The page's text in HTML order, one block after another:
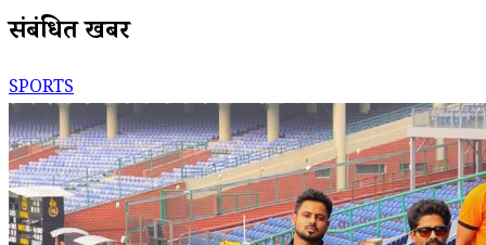
संबंधित खबरें
SPORTS